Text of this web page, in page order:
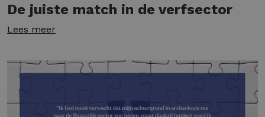
De juiste match in de verfsector
Lees meer